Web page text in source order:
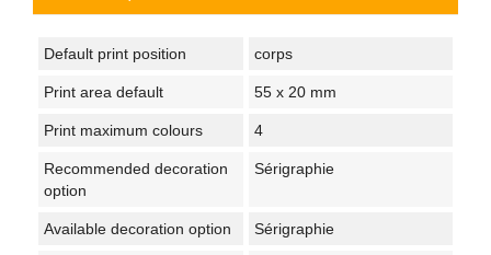
Default print position corps
Print area default 55 x 20 mm
Print maximum colours 4
Recommended decoration
option
Sérigraphie
Available decoration option Sérigraphie